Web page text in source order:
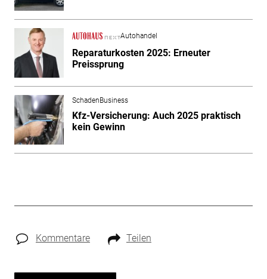
Autohandel
Reparaturkosten 2025: Erneuter
Preissprung
SchadenBusiness
Kfz-Versicherung: Auch 2025 praktisch
kein Gewinn
Kommentare Teilen